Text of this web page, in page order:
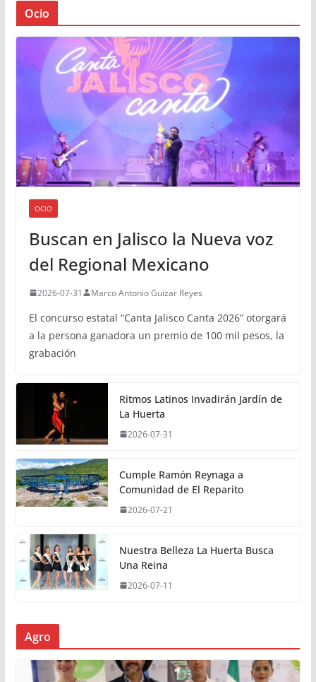
Ocio
OCIO
Buscan en Jalisco la Nueva voz
del Regional Mexicano
2026-07-31 Marco Antonio Guizar Reyes
El concurso estatal “Canta Jalisco Canta 2026” otorgará
a la persona ganadora un premio de 100 mil pesos, la
grabación
Ritmos Latinos Invadirán Jardín de
La Huerta
2026-07-31
Cumple Ramón Reynaga a
Comunidad de El Reparito
2026-07-21
Nuestra Belleza La Huerta Busca
Una Reina
2026-07-11
Agro